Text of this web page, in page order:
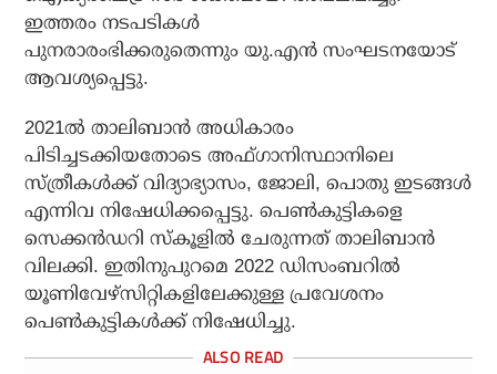
ഇത്തരം നടപടികള്‍
പുനരാരംഭിക്കരുതെന്നും യു.എന്‍ സംഘടനയോട്
ആവശ്യപ്പെട്ടു.
2021ല്‍ താലിബാന്‍ അധികാരം
പിടിച്ചടക്കിയതോടെ അഫ്ഗാനിസ്ഥാനിലെ
സ്ത്രീകള്‍ക്ക് വിദ്യാഭ്യാസം, ജോലി, പൊതു ഇടങ്ങള്‍
എന്നിവ നിഷേധിക്കപ്പെട്ടു. പെണ്‍കുട്ടികളെ
സെക്കന്‍ഡറി സ്‌കൂളില്‍ ചേരുന്നത് താലിബാന്‍
വിലക്കി. ഇതിനുപുറമെ 2022 ഡിസംബറില്‍
യൂണിവേഴ്‌സിറ്റികളിലേക്കുള്ള പ്രവേശനം
പെണ്‍കുട്ടികള്‍ക്ക് നിഷേധിച്ചു.